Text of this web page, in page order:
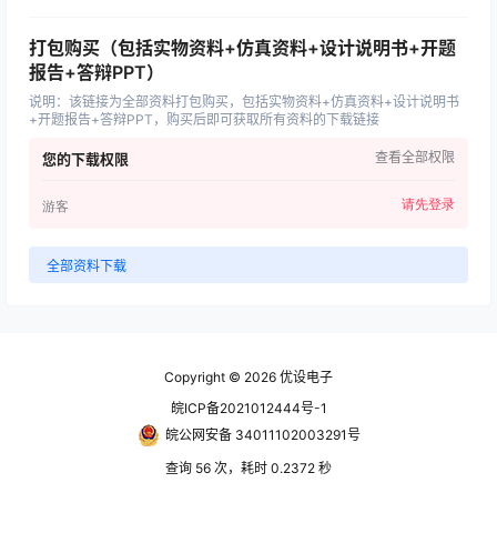
打包购买（包括实物资料+仿真资料+设计说明书+开题
报告+答辩PPT）
说明 ： 该链接为全部资料打包购买，包括实物资料+仿真资料+设计说明书
+开题报告+答辩PPT，购买后即可获取所有资料的下载链接
您的下载权限 查看全部权限
游客 请先登录
全部资料下载
Copyright © 2026 优设电子
皖ICP备2021012444号-1
皖公网安备 34011102003291号
查询 56 次，耗时 0.2372 秒